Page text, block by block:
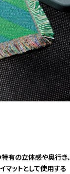
有の立体感や奥行き、
マットとして使用する